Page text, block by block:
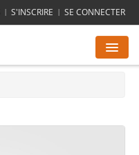
| S'INSCRIRE | SE CONNECTER